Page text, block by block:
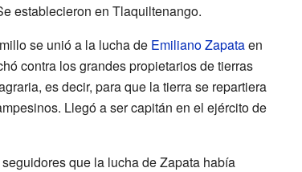
establecieron en Tlaquiltenango.
se unió a la lucha de Emiliano Zapataen
contra los grandes propietarios de tierras
es decir, para que la tierra se repartiera
Llegó a ser capitán en el ejército de
que la lucha de Zapata había